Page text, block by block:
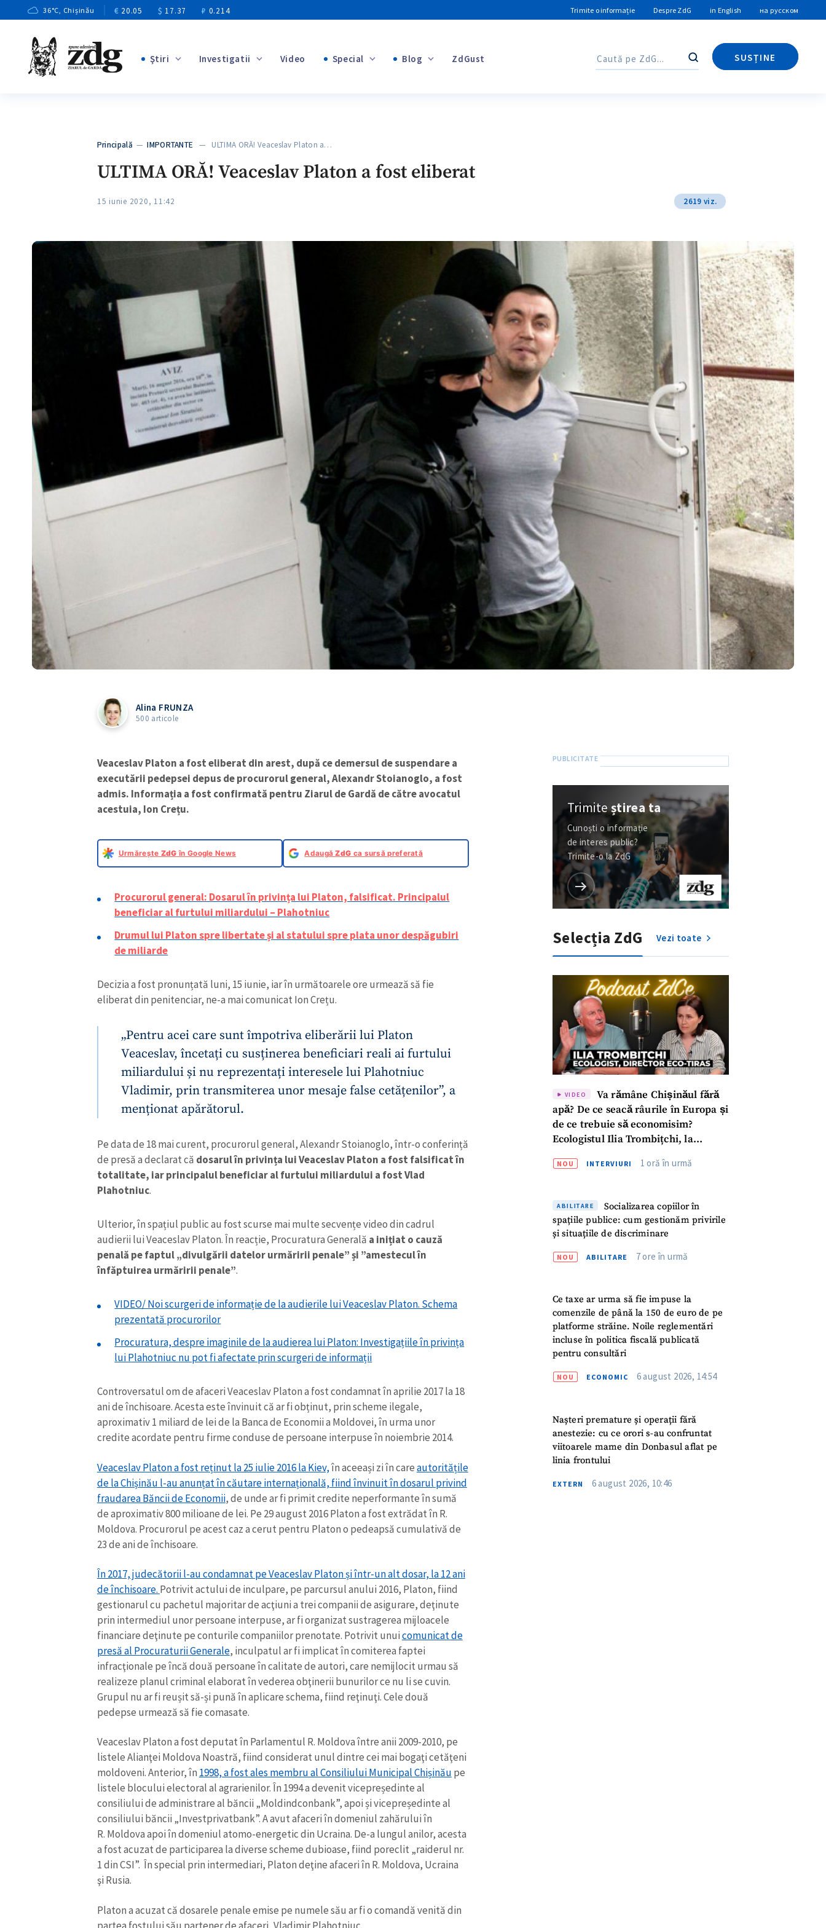
36°C, Chișinău € 20.05 $ 17.37 ₽ 0.214 Trimite o informație Despre ZdG in English на русском
Ştiri Investigatii Video Special Blog ZdGust Caută
SUSȚINE
Caută
Principală —IMPORTANTE — ULTIMA ORĂ! Veaceslav Platon a…
ULTIMA ORĂ! Veaceslav Platon a fost eliberat
15 iunie 2020, 11:42 2619 viz.
Alina FRUNZA
500 articole
Veaceslav Platon a fost eliberat din arest, după ce demersul de suspendare a
executării pedepsei depus de procurorul general, Alexandr Stoianoglo, a fost
admis. Informația a fost confirmată pentru Ziarul de Gardă de către avocatul
acestuia, Ion Crețu.
Urmărește ZdG în Google News AdaugăZdG ca sursă preferată
Procurorul general: Dosarul în privința lui Platon, falsificat. Principalul
beneficiar al furtului miliardului – Plahotniuc
Drumul lui Platon spre libertate și al statului spre plata unor despăgubiri
de miliarde
Decizia a fost pronunțată luni, 15 iunie, iar în următoarele ore urmează să fie
eliberat din penitenciar, ne-a mai comunicat Ion Crețu.
„Pentru acei care sunt împotriva eliberării lui Platon
Veaceslav, încetați cu susținerea beneficiari reali ai furtului
miliardului și nu reprezentați interesele lui Plahotniuc
Vladimir, prin transmiterea unor mesaje false cetățenilor”, a
menționat apărătorul.
Pe data de 18 mai curent, procurorul general, Alexandr Stoianoglo, într-o conferință
de presă a declarat că dosarul în privința lui Veaceslav Platon a fost falsificat în
totalitate, iar principalul beneficiar al furtului miliardului a fost Vlad
Plahotniuc.
Ulterior, în spațiul public au fost scurse mai multe secvențe video din cadrul
audierii lui Veaceslav Platon. În reacție, Procuratura Generală a inițiat o cauză
penală pe faptul „divulgării datelor urmăririi penale” și ”amestecul în
înfăptuirea urmăririi penale”.
VIDEO/ Noi scurgeri de informație de la audierile lui Veaceslav Platon. Schema
prezentată procurorilor
Procuratura, despre imaginile de la audierea lui Platon: Investigațiile în privința
lui Plahotniuc nu pot fi afectate prin scurgeri de informații
Controversatul om de afaceri Veaceslav Platon a fost condamnat în aprilie 2017 la 18
ani de închisoare. Acesta este învinuit că ar fi obținut, prin scheme ilegale,
aproximativ 1 miliard de lei de la Banca de Economii a Moldovei, în urma unor
credite acordate pentru firme conduse de persoane interpuse în noiembrie 2014.
Veaceslav Platon a fost reținut la 25 iulie 2016 la Kiev,în aceeași zi în careautoritățile
de la Chișinău l-au anunțat în căutare internațională, fiind învinuit în dosarul privind
fraudarea Băncii de Economii, de unde ar fi primit credite neperformante în sumă
de aproximativ 800 milioane de lei. Pe 29 august 2016 Platon a fost extrădat în R.
Moldova. Procurorul pe acest caz a cerut pentru Platon o pedeapsă cumulativă de
23 de ani de închisoare.
În 2017, judecătorii l-au condamnat pe Veaceslav Platon și într-un alt dosar, la 12 ani
de închisoare. Potrivit actului de inculpare, pe parcursul anului 2016, Platon, fiind
gestionarul cu pachetul majoritar de acţiuni a trei companii de asigurare, deţinute
prin intermediul unor persoane interpuse, ar fi organizat sustragerea mijloacele
financiare deţinute pe conturile companiilor prenotate. Potrivit unuicomunicat de
presă al Procuraturii Generale, inculpatul ar fi implicat în comiterea faptei
infracţionale pe încă două persoane în calitate de autori, care nemijlocit urmau să
realizeze planul criminal elaborat în vederea obţinerii bunurilor ce nu li se cuvin.
Grupul nu ar fi reușit să-și pună în aplicare schema, fiind reţinuţi. Cele două
pedepse urmează să fie comasate.
Veaceslav Platon a fost deputat în Parlamentul R. Moldova între anii 2009-2010, pe
listele Alianţei Moldova Noastră, fiind considerat unul dintre cei mai bogaţi cetăţeni
moldoveni. Anterior, în 1998, a fost ales membru al Consiliului Municipal Chișinău pe
listele blocului electoral al agrarienilor. În 1994 a devenit vicepreședinte al
consiliului de administrare al băncii „Moldindconbank”, apoi și vicepreședinte al
consiliului băncii „Investprivatbank”. A avut afaceri în domeniul zahărului în
R. Moldova apoi în domeniul atomo-energetic din Ucraina. De-a lungul anilor, acesta
a fost acuzat de participarea la diverse scheme dubioase, fiind poreclit „raiderul nr.
1 din CSI”. În special prin intermediari, Platon deţine afaceri în R. Moldova, Ucraina
şi Rusia.
Platon a acuzat că dosarele penale emise pe numele său ar fi o comandă venită din
Trimiteștirea ta
Cunoști o informație
de interes public?
Trimite-o la ZdG
Selecția ZdG Vezi toate
VIDEO
Va rămâne Chișinăul fără
apă? De ce seacă râurile în Europa și
de ce trebuie să economisim?
Ecologistul Ilia Trombițchi, la
NOU INTERVIURI 1 oră în urmă
ABILITARE
Socializarea copiilor în
spațiile publice: cum gestionăm privirile
și situațiile de discriminare
NOU ABILITARE 7 ore în urmă
Ce taxe ar urma să fie impuse la
comenzile de până la 150 de euro de pe
platforme străine. Noile reglementări
incluse în politica fiscală publicată
pentru consultări
NOU ECONOMIC 6 august 2026, 14:54
Nașteri premature și operații fără
anestezie: cu ce orori s-au confruntat
viitoarele mame din Donbasul aflat pe
linia frontului
EXTERN 6 august 2026, 10:46
Titlu știre
Fotografie + Încarcă imagine
Link media + Link media
+ Numele meu
+ Emailul meu
+ Telefon personal
Am citit și sunt de acord cupolitica de
TRIMITE ȘTIREA